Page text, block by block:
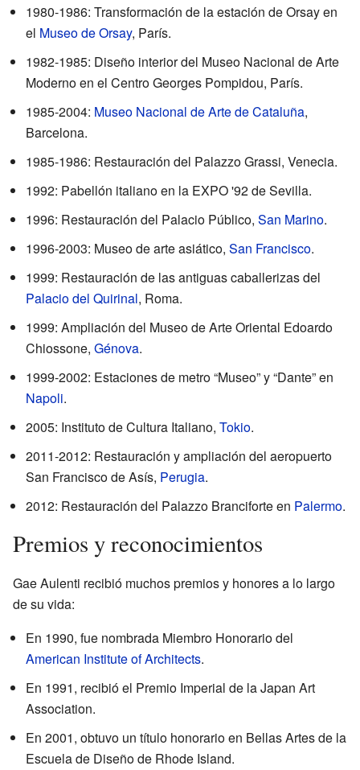
1980-1986: Transformación de la estación de Orsay en
el Museo de Orsay, París.
1982-1985: Diseño interior del Museo Nacional de Arte
Moderno en el Centro Georges Pompidou, París.
1985-2004: Museo Nacional de Arte de Cataluña,
Barcelona.
1985-1986: Restauración del Palazzo Grassi, Venecia.
1992: Pabellón italiano en la EXPO '92 de Sevilla.
1996: Restauración del Palacio Público, San Marino.
1996-2003: Museo de arte asiático, San Francisco.
1999: Restauración de las antiguas caballerizas del
Palacio del Quirinal, Roma.
1999: Ampliación del Museo de Arte Oriental Edoardo
Chiossone, Génova.
1999-2002: Estaciones de metro “Museo” y “Dante” en
Napoli.
2005: Instituto de Cultura Italiano, Tokio.
2011-2012: Restauración y ampliación del aeropuerto
San Francisco de Asís, Perugia.
2012: Restauración del Palazzo Branciforte en Palermo.
Premios y reconocimientos
Gae Aulenti recibió muchos premios y honores a lo largo
de su vida:
En 1990, fue nombrada Miembro Honorario del
American Institute of Architects.
En 1991, recibió el Premio Imperial de la Japan Art
Association.
En 2001, obtuvo un título honorario en Bellas Artes de la
Escuela de Diseño de Rhode Island.